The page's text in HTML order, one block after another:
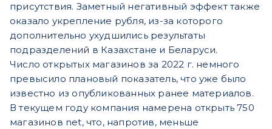
присутствия. Заметный негативный эффект также
оказало укрепление рубля, из-за которого
дополнительно ухудшились результаты
подразделений в Казахстане и Беларуси.
Число открытых магазинов за 2022 г. немного
превысило плановый показатель, что уже было
известно из опубликованных ранее материалов.
В текущем году компания намерена открыть 750
магазинов net, что, напротив, меньше